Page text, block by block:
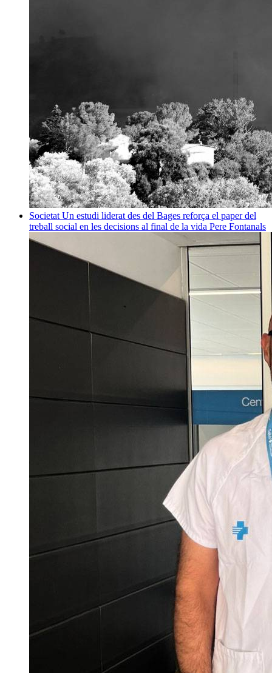
Societat Un estudi liderat des del Bages reforça el paper del
treball social en les decisions al final de la vida Pere Fontanals